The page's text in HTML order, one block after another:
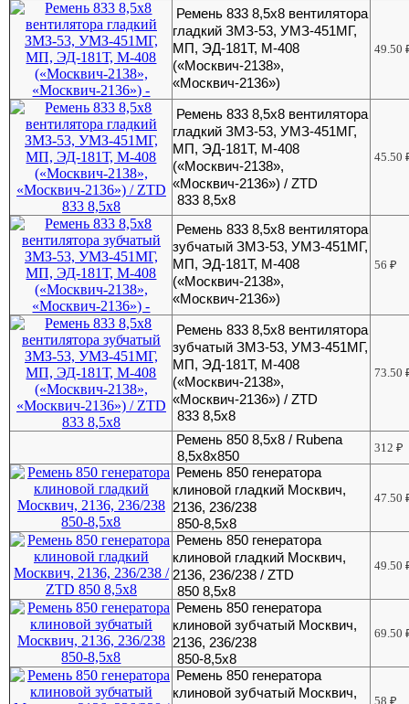
Ремень 833 8,5х8 вентилятора
гладкий ЗМЗ-53, УМЗ-451МГ,
МП, ЭД-181Т, М-408
(«Москвич-2138»,
«Москвич-2136»)
49.50
Ремень 833 8,5х8 вентилятора
гладкий ЗМЗ-53, УМЗ-451МГ,
МП, ЭД-181Т, М-408
(«Москвич-2138»,
«Москвич-2136») / ZTD
833 8,5х8
45.50
Ремень 833 8,5х8 вентилятора
зубчатый ЗМЗ-53, УМЗ-451МГ,
МП, ЭД-181Т, М-408
(«Москвич-2138»,
«Москвич-2136»)
56₽
Ремень 833 8,5х8 вентилятора
зубчатый ЗМЗ-53, УМЗ-451МГ,
МП, ЭД-181Т, М-408
(«Москвич-2138»,
«Москвич-2136») / ZTD
833 8,5х8
73.50
Ремень 850 8,5х8 / Rubena
8,5х8х850
312₽
Ремень 850 генератора
клиновой гладкий Москвич,
2136, 236/238
850-8,5х8
47.50
Ремень 850 генератора
клиновой гладкий Москвич,
2136, 236/238 / ZTD
850 8,5х8
49.50
Ремень 850 генератора
клиновой зубчатый Москвич,
2136, 236/238
850-8,5х8
69.50
Ремень 850 генератора
клиновой зубчатый Москвич,
58₽